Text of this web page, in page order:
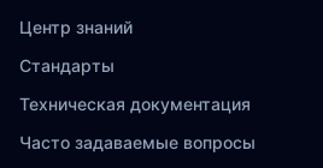
Центр знаний
Стандарты
Техническая документация
Часто задаваемые вопросы